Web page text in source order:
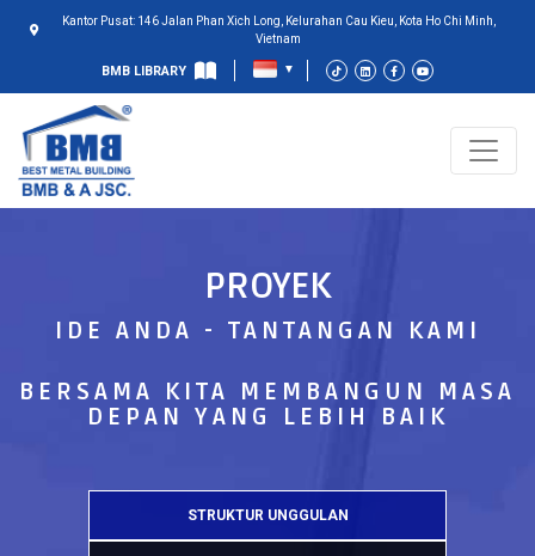
Kantor Pusat: 146 Jalan Phan Xich Long, Kelurahan Cau Kieu, Kota Ho Chi Minh,
Vietnam
BMB LIBRARY
PROYEK
IDE ANDA - TANTANGAN KAMI
BERSAMA KITA MEMBANGUN MASA
DEPAN YANG LEBIH BAIK
STRUKTUR UNGGULAN